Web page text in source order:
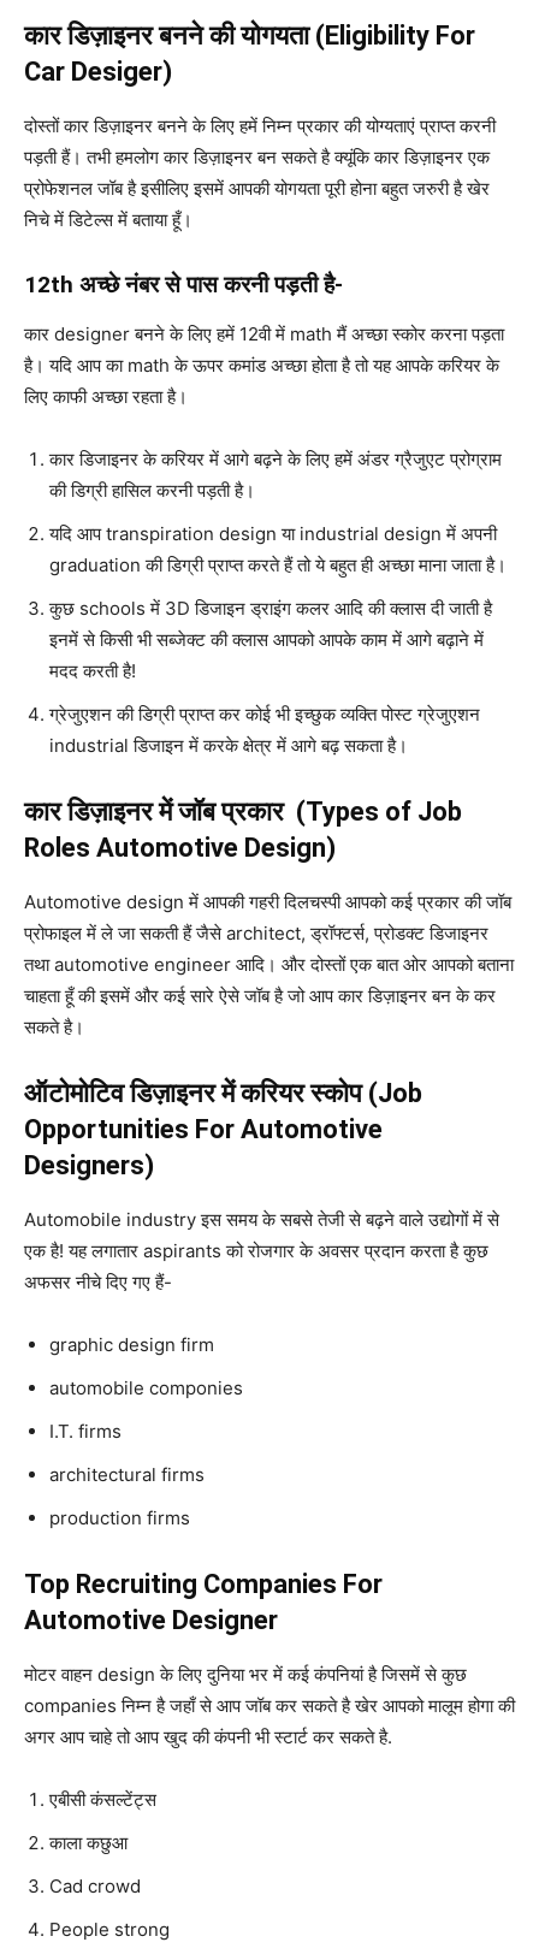
कार डिज़ाइनर बनने की योगयता (Eligibility For
Car Desiger)
दोस्तों कार डिज़ाइनर बनने के लिए हमें निम्न प्रकार की योग्यताएं प्राप्त करनी
पड़ती हैं। तभी हमलोग कार डिज़ाइनर बन सकते है क्यूंकि कार डिज़ाइनर एक
प्रोफेशनल जॉब है इसीलिए इसमें आपकी योगयता पूरी होना बहुत जरुरी है खेर
निचे में डिटेल्स में बताया हूँ।
12th अच्छे नंबर से पास करनी पड़ती है-
कार designer बनने के लिए हमें 12वी में math मैं अच्छा स्कोर करना पड़ता
है। यदि आप का math के ऊपर कमांड अच्छा होता है तो यह आपके करियर के
लिए काफी अच्छा रहता है।
कार डिजाइनर के करियर में आगे बढ़ने के लिए हमें अंडर ग्रैजुएट प्रोग्राम
की डिग्री हासिल करनी पड़ती है।
यदि आप transpiration design या industrial design में अपनी
graduation की डिग्री प्राप्त करते हैं तो ये बहुत ही अच्छा माना जाता है।
कुछ schools में 3D डिजाइन ड्राइंग कलर आदि की क्लास दी जाती है
इनमें से किसी भी सब्जेक्ट की क्लास आपको आपके काम में आगे बढ़ाने में
मदद करती है!
ग्रेजुएशन की डिग्री प्राप्त कर कोई भी इच्छुक व्यक्ति पोस्ट ग्रेजुएशन
industrial डिजाइन में करके क्षेत्र में आगे बढ़ सकता है।
कार डिज़ाइनर में जॉब प्रकार (Types of Job
Roles Automotive Design)
Automotive design में आपकी गहरी दिलचस्पी आपको कई प्रकार की जॉब
प्रोफाइल में ले जा सकती हैं जैसे architect, ड्रॉफ्टर्स, प्रोडक्ट डिजाइनर
तथा automotive engineer आदि। और दोस्तों एक बात ओर आपको बताना
चाहता हूँ की इसमें और कई सारे ऐसे जॉब है जो आप कार डिज़ाइनर बन के कर
सकते है।
ऑटोमोटिव डिज़ाइनर में करियर स्कोप (Job
Opportunities For Automotive
Designers)
Automobile industry इस समय के सबसे तेजी से बढ़ने वाले उद्योगों में से
एक है! यह लगातार aspirants को रोजगार के अवसर प्रदान करता है कुछ
अफसर नीचे दिए गए हैं-
graphic design firm
automobile componies
I.T. firms
architectural firms
production firms
Top Recruiting Companies For
Automotive Designer
मोटर वाहन design के लिए दुनिया भर में कई कंपनियां है जिसमें से कुछ
companies निम्न है जहाँ से आप जॉब कर सकते है खेर आपको मालूम होगा की
अगर आप चाहे तो आप खुद की कंपनी भी स्टार्ट कर सकते है.
एबीसी कंसल्टेंट्स
काला कछुआ
Cad crowd
People strong